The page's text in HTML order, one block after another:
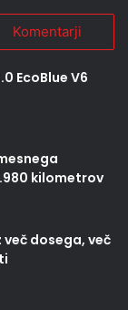
Komentarji
EcoBlue V6
kilometrov
več dosega, več